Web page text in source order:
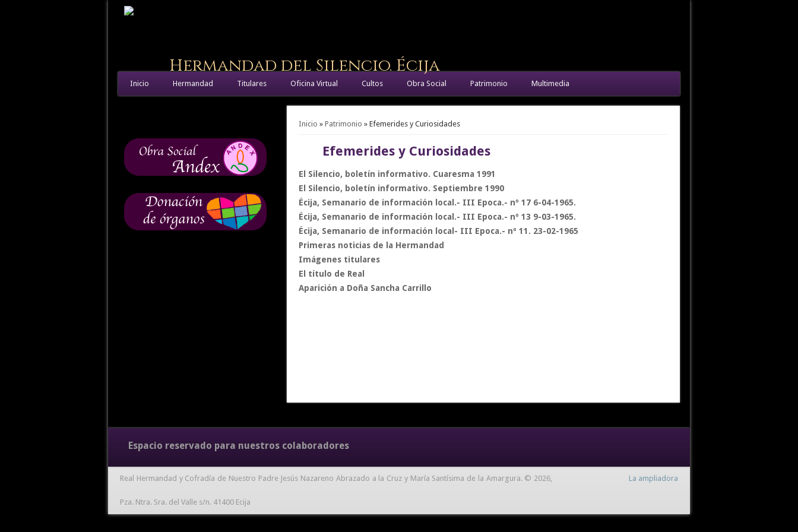
Hermandad del Silencio. Écija
Inicio Hermandad Titulares Oficina Virtual Cultos Obra Social Patrimonio Multimedia
Se encuentra usted aquí
Inicio » Patrimonio » Efemerides y Curiosidades
Efemerides y Curiosidades
El Silencio, boletín informativo. Cuaresma 1991
El Silencio, boletín informativo. Septiembre 1990
Écija, Semanario de información local.- III Epoca.- nº 17 6-04-1965.
Écija, Semanario de información local.- III Epoca.- nº 13 9-03-1965.
Écija, Semanario de información local- III Epoca.- nº 11. 23-02-1965
Primeras noticias de la Hermandad
Imágenes titulares
El título de Real
Aparición a Doña Sancha Carrillo
Espacio reservado para nuestros colaboradores
Real Hermandad y Cofradía de Nuestro Padre Jesús Nazareno Abrazado a la Cruz y María Santísima de la Amargura. © 2026,
Pza. Ntra. Sra. del Valle s/n. 41400 Ecija
La ampliadora